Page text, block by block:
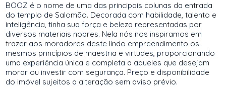
BOOZ é o nome de uma das principais colunas da entrada
do templo de Salomão. Decorada com habilidade, talento e
inteligência, tinha sua força e beleza representadas por
diversos materiais nobres. Nela nós nos inspiramos em
trazer aos moradores deste lindo empreendimento os
mesmos princípios de maestria e virtudes, proporcionando
uma experiência única e completa a aqueles que desejam
morar ou investir com segurança. Preço e disponibilidade
do imóvel sujeitos a alteração sem aviso prévio.